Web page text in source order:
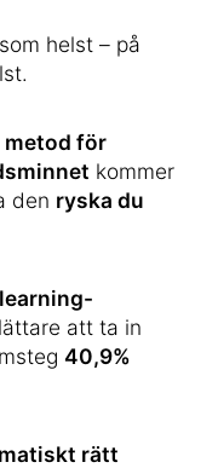
helst – på
metod för
kommer
den ryska du
att ta in
40,9%
rätt